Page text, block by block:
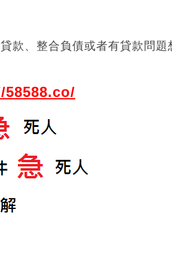
款、整合負債或者有貸款問題